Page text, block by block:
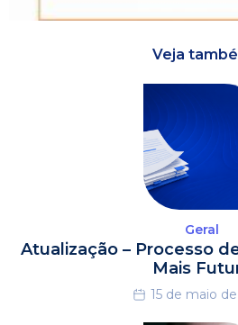
Veja
Geral
Atualização – Processo
Mais
15 de maio